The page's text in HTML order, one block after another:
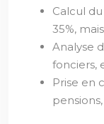
Calcul
35%,
Analyse
fonciers,
Prise en